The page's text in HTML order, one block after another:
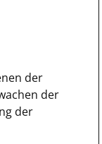
der
der
der